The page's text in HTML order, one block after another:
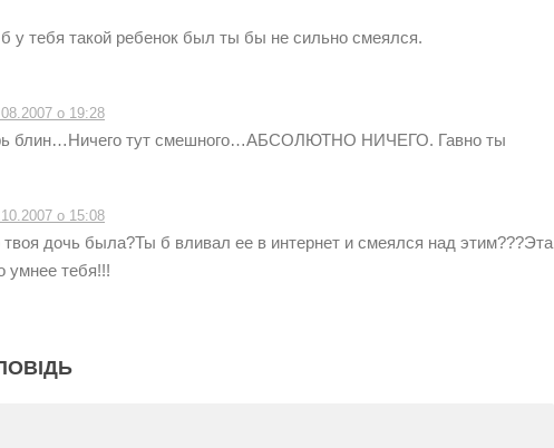
у тебя такой ребенок был ты бы не сильно смеялся.
о 19:28
блин…Ничего тут смешного…АБСОЛЮТНО НИЧЕГО. Гавно ты
о 15:08
дочь была?Ты б вливал ее в интернет и смеялся над этим???Эта
умнее тебя!!!